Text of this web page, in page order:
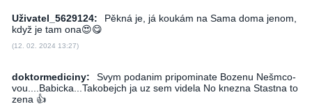
Uživatel_5629124:
Pěkná je, já koukám na Sama doma jenom,
když je tam ona😍😋
(12. 02. 2024 13:27)
doktormediciny:
Svym podanim pripominate Bozenu Nešmco­
vou.­...Ba­bicka­...Ta­kobej­ch ja uz sem videla No knezna Stastna to
zena 👍